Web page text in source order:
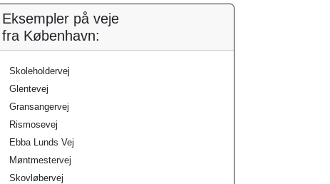
Eksempler på veje
fra København:
Skoleholdervej
Glentevej
Gransangervej
Rismosevej
Ebba Lunds Vej
Møntmestervej
Skovløbervej